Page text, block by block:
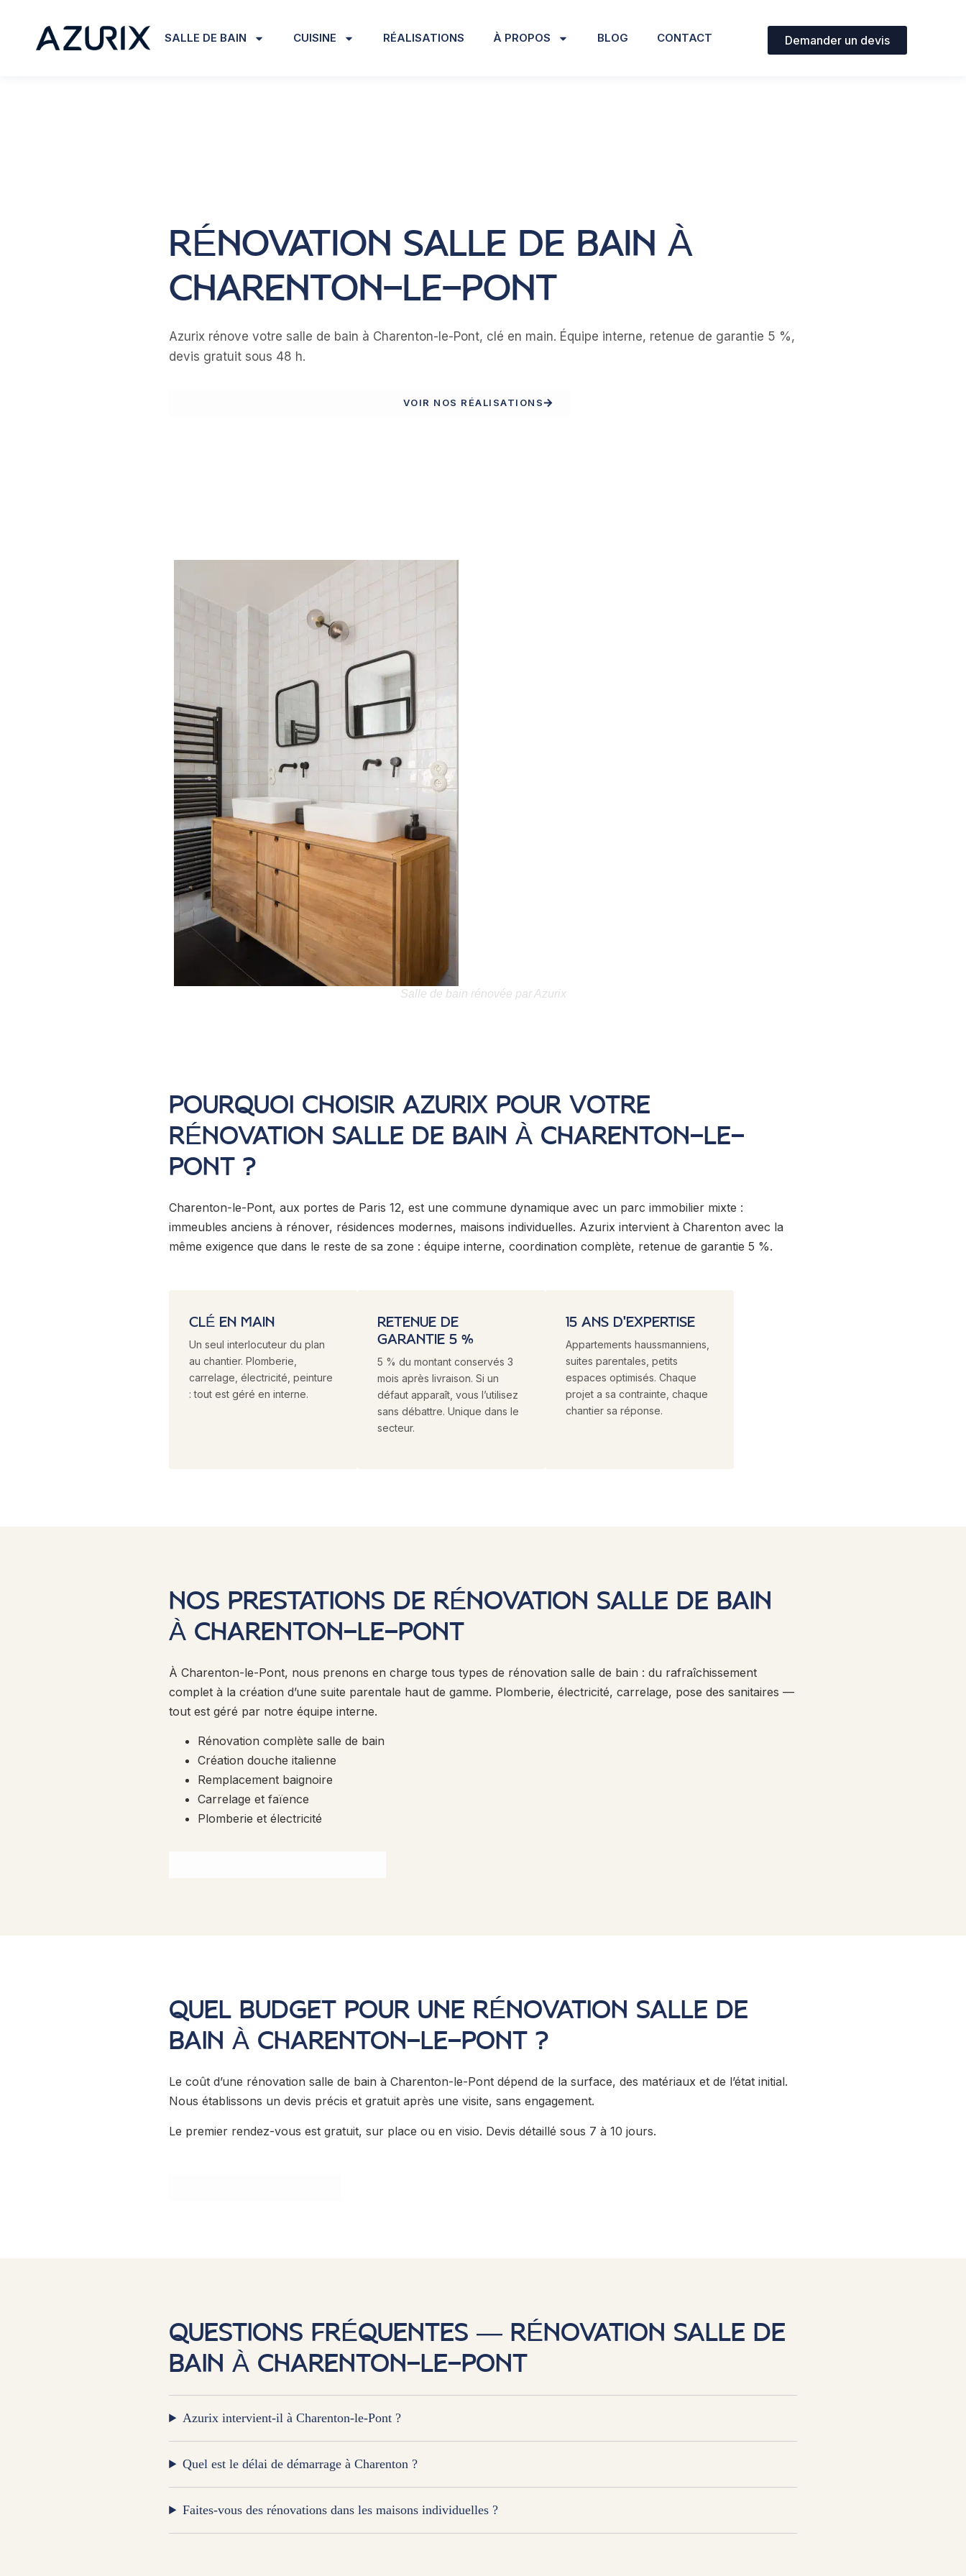
SALLE DE BAIN CUISINE RÉALISATIONS À PROPOS BLOG CONTACT Demander un devis
RÉNOVATION SALLE DE BAIN À
CHARENTON-LE-PONT
Azurix rénove votre salle de bain à Charenton-le-Pont, clé en main. Équipe interne, retenue de garantie 5 %,
devis gratuit sous 48 h.
VOIR NOS RÉALISATIONS
Salle de bain rénovée par Azurix
POURQUOI CHOISIR AZURIX POUR VOTRE
RÉNOVATION SALLE DE BAIN À CHARENTON-LE-
PONT ?
Charenton-le-Pont, aux portes de Paris 12, est une commune dynamique avec un parc immobilier mixte :
immeubles anciens à rénover, résidences modernes, maisons individuelles. Azurix intervient à Charenton avec la
même exigence que dans le reste de sa zone : équipe interne, coordination complète, retenue de garantie 5 %.
CLÉ EN MAIN
Un seul interlocuteur du plan
au chantier. Plomberie,
carrelage, électricité, peinture
: tout est géré en interne.
RETENUE DE
GARANTIE 5 %
5 % du montant conservés 3
mois après livraison. Si un
défaut apparaît, vous l’utilisez
sans débattre. Unique dans le
secteur.
15 ANS D'EXPERTISE
Appartements haussmanniens,
suites parentales, petits
espaces optimisés. Chaque
projet a sa contrainte, chaque
chantier sa réponse.
NOS PRESTATIONS DE RÉNOVATION SALLE DE BAIN
À CHARENTON-LE-PONT
À Charenton-le-Pont, nous prenons en charge tous types de rénovation salle de bain : du rafraîchissement
complet à la création d’une suite parentale haut de gamme. Plomberie, électricité, carrelage, pose des sanitaires —
tout est géré par notre équipe interne.
Rénovation complète salle de bain
Création douche italienne
Remplacement baignoire
Carrelage et faïence
Plomberie et électricité
QUEL BUDGET POUR UNE RÉNOVATION SALLE DE
BAIN À CHARENTON-LE-PONT ?
Le coût d’une rénovation salle de bain à Charenton-le-Pont dépend de la surface, des matériaux et de l’état initial.
Nous établissons un devis précis et gratuit après une visite, sans engagement.
Le premier rendez-vous est gratuit, sur place ou en visio. Devis détaillé sous 7 à 10 jours.
QUESTIONS FRÉQUENTES — RÉNOVATION SALLE DE
BAIN À CHARENTON-LE-PONT
Azurix intervient-il à Charenton-le-Pont ?
Quel est le délai de démarrage à Charenton ?
Faites-vous des rénovations dans les maisons individuelles ?